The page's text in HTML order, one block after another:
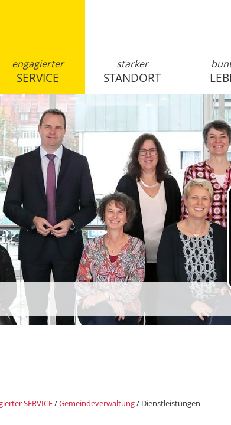
engagierter
SERVICE
starker
STANDORT
SERVICE/Gemeindeverwaltung/ Dienstleistungen